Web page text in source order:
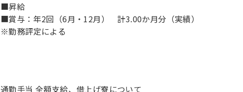
■昇給
■賞与：年2回（6月・12月） 計3.00か月分（実績）
※勤務評定による
通勤手当 全額支給、借上げ寮について